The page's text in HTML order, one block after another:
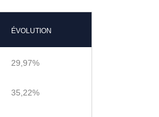
ÉVOLUTION
29,97%
35,22%